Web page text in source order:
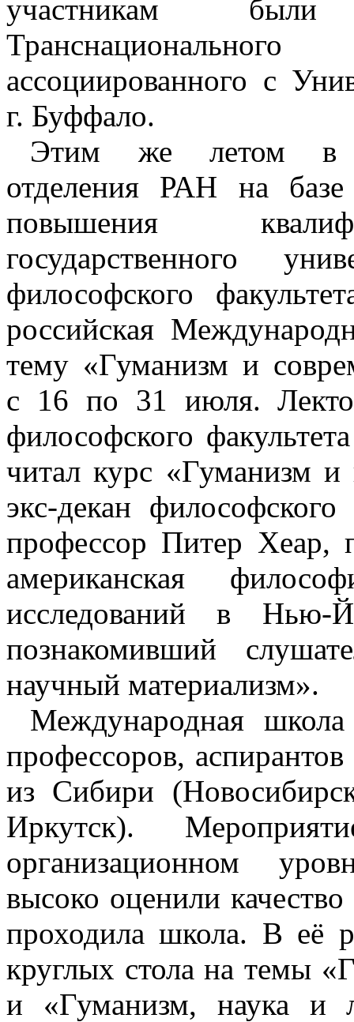
участникам
ассоциированного с
г. Буффало.
Этим же летом в
отделения РАН на базе
повышения
государственного
философского
российская
тему «Гуманизм и
с 16 по 31 июля.
философского
читал курс «Гуманизм
экс-декан
профессор Питер
американская
исследований в Нью-
познакомивший
научный материализм».
Международная
профессоров,
из Сибири
Иркутск).
организационном
высоко оценили
проходила школа. В её
круглых стола на темы
и «Гуманизм, наука и